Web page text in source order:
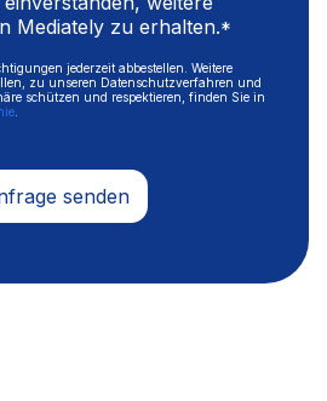
Mediately zu erhalten.*
jederzeit abbestellen. Weitere
zu unseren Datenschutzverfahren und
schützen und respektieren, finden Sie in